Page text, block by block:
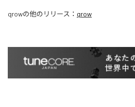
qrowの他のリリース： qrow